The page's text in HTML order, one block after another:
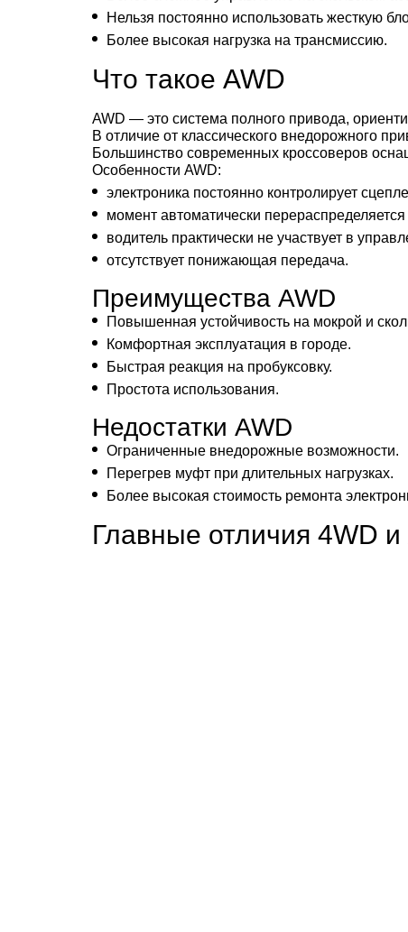
Нельзя постоянно использовать жесткую
Более высокая нагрузка на трансмиссию.
Что такое AWD
AWD — это система полного привода,
В отличие от классического внедорожного
Большинство современных кроссоверов
Особенности AWD:
электроника постоянно контролирует
момент автоматически
водитель практически не участвует в
отсутствует понижающая передача.
Преимущества AWD
Повышенная устойчивость на мокрой и
Комфортная эксплуатация в городе.
Быстрая реакция на пробуксовку.
Простота использования.
Недостатки AWD
Ограниченные внедорожные возможности.
Перегрев муфт при длительных нагрузках.
Более высокая стоимость ремонта
Главные отличия 4WD и